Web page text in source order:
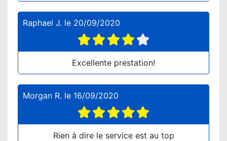
Raphael J. le 20/09/2020
Excellente prestation!
Morgan R. le 16/09/2020
Rien à dire le service est au top